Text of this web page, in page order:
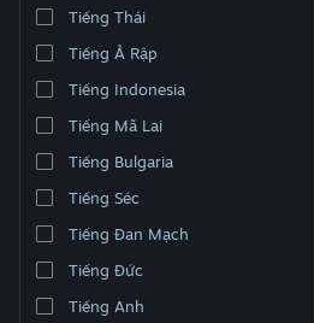
Xem web cho desktop
Tiếng Thái
Tiếng Ả Rập
Tiếng Indonesia
Tiếng Mã Lai
Tiếng Bulgaria
Tiếng Séc
Tiếng Đan Mạch
Tiếng Đức
Tiếng Anh